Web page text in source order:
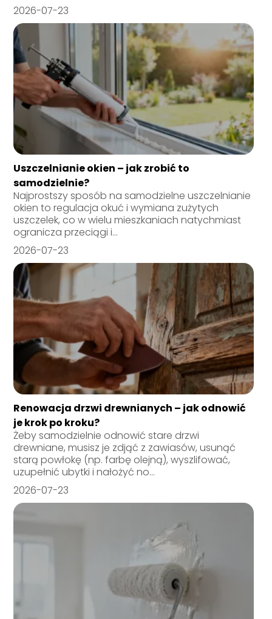
2026-07-23
Uszczelnianie okien – jak zrobić to
samodzielnie?
Najprostszy sposób na samodzielne uszczelnianie
okien to regulacja okuć i wymiana zużytych
uszczelek, co w wielu mieszkaniach natychmiast
ogranicza przeciągi i...
2026-07-23
Renowacja drzwi drewnianych – jak odnowić
je krok po kroku?
Żeby samodzielnie odnowić stare drzwi
drewniane, musisz je zdjąć z zawiasów, usunąć
starą powłokę (np. farbę olejną), wyszlifować,
uzupełnić ubytki i nałożyć no...
2026-07-23